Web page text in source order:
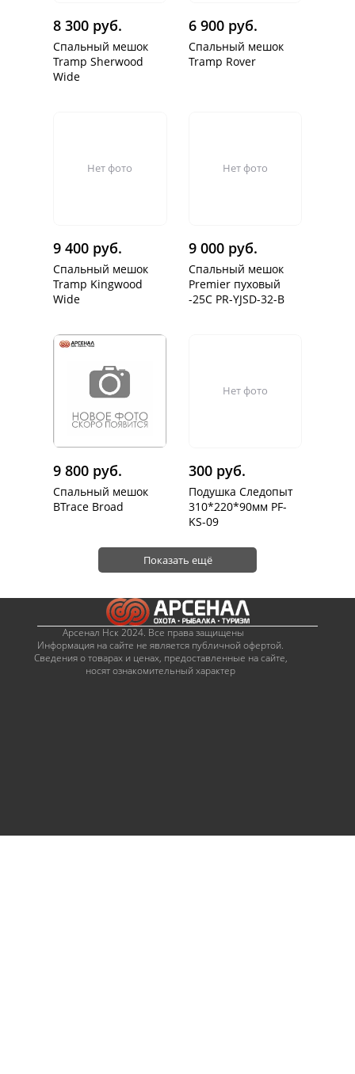
8 300 руб.
Спальный мешок
Tramp Sherwood
Wide
6 900 руб.
Спальный мешок
Tramp Rover
Нет фото
9 400 руб.
Спальный мешок
Tramp Kingwood
Wide
Нет фото
9 000 руб.
Спальный мешок
Premier пуховый
-25С PR-YJSD-32-B
9 800 руб.
Спальный мешок
BTrace Broad
Нет фото
300 руб.
Подушка Следопыт
310*220*90мм PF-
KS-09
Показать ещё
Арсенал Нск 2024. Все права защищены
Информация на сайте не является публичной офертой.
Сведения о товарах и ценах, предоставленные на сайте,
носят ознакомительный характер